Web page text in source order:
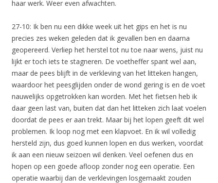
haar werk. Weer even afwachten.
27-10: Ik ben nu een dikke week uit het gips en het is nu
precies zes weken geleden dat ik gevallen ben en daarna
geopereerd. Verliep het herstel tot nu toe naar wens, juist nu
lijkt er toch iets te stagneren. De voetheffer spant wel aan,
maar de pees blijft in de verkleving van het litteken hangen,
waardoor het peesglijden onder de wond gering is en de voet
nauwelijks opgetrokken kan worden. Met het fietsen heb ik
daar geen last van, buiten dat dan het litteken zich laat voelen
doordat de pees er aan trekt. Maar bij het lopen geeft dit wel
problemen. Ik loop nog met een klapvoet. En ik wil volledig
hersteld zijn, dus goed kunnen lopen en dus werken, voordat
ik aan een nieuw seizoen wil denken. Veel oefenen dus en
hopen op een goede afloop zonder nog een operatie. Een
operatie waarbij dan de verklevingen losgemaakt zouden